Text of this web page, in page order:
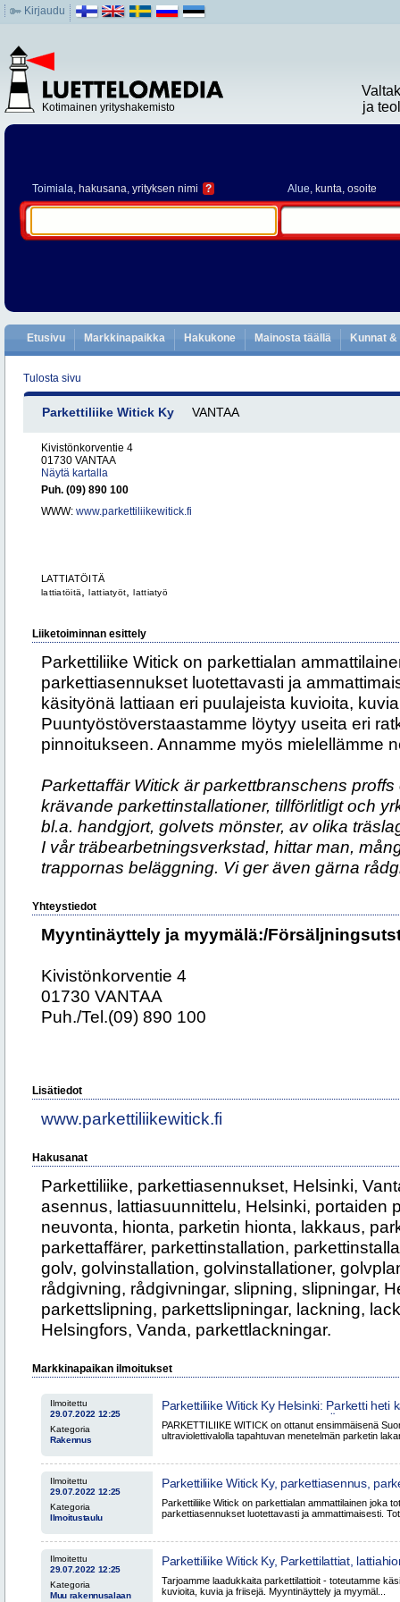
Kirjaudu
Kotimainen yrityshakemisto
ja
Toimiala, hakusana, yrityksen nimi ? Alue, kunta, osoite
Etusivu Markkinapaikka Hakukone Mainosta täällä Kunnat
Tulosta sivu
Parkettiliike Witick Ky VANTAA
Kivistönkorventie 4
01730 VANTAA
Näytä kartalla
Puh. (09) 890 100
WWW: www.parkettiliikewitick.fi
LATTIATÖITÄ
lattiatöitä ,lattiatyöt ,lattiatyö
Liiketoiminnan esittely
Parkettiliike Witick on parkettialan
parkettiasennukset luotettavasti ja
käsityönä lattiaan eri puulajeista kuvioita,
Puuntyöstöverstaastamme löytyy useita eri
pinnoitukseen. Annamme myös mielellämme
Parkettaffär Witick är parkettbranschens
krävande parkettinstallationer, tillförlitligt och
bl.a. handgjort, golvets mönster, av olika
I vår träbearbetningsverkstad, hittar man,
trappornas beläggning. Vi ger även gärna
Yhteystiedot
Myyntinäyttely ja myymälä:/
Kivistönkorventie 4
01730 VANTAA
Puh./Tel.(09) 890 100
Lisätiedot
www.parkettiliikewitick.fi
Hakusanat
Parkettiliike, parkettiasennukset, Helsinki,
asennus, lattiasuunnittelu, Helsinki, portaiden
neuvonta, hionta, parketin hionta, lakkaus,
parkettaffärer, parkettinstallation,
golv, golvinstallation, golvinstallationer,
rådgivning, rådgivningar, slipning, slipningar,
parkettslipning, parkettslipningar, lackning,
Helsingfors, Vanda, parkettlackningar.
Markkinapaikan ilmoitukset
Ilmoitettu
29.07.2022 12:25
Kategoria
Rakennus
Parkettiliike Witick Ky Helsinki: Parketti heti
jälkeen PALLMANN X-LIGHT
PARKETTILIIKE WITICK on ottanut ensimmäisenä
ultraviolettivalolla tapahtuvan menetelmän parketin
Ilmoitettu
29.07.2022 12:25
Kategoria
Ilmoitustaulu
Parkettiliike Witick Ky, parkettiasennus,
asennus, lattiasuunnittelu, Vantaa, Helsinki
Parkettiliike Witick on parkettialan ammattilainen joka
parkettiasennukset luotettavasti ja ammattimaisesti.
Ilmoitettu
29.07.2022 12:25
Kategoria
Muu rakennusalaan
Parkettiliike Witick Ky, Parkettilattiat,
pinnoitus, parketti-erikoistyöt, lattiatyöt,
Tarjoamme laadukkaita parkettilattioit - toteutamme
kuvioita, kuvia ja friisejä. Myyntinäyttely ja myymäl...